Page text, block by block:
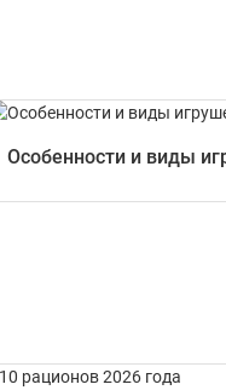
Особенности и виды